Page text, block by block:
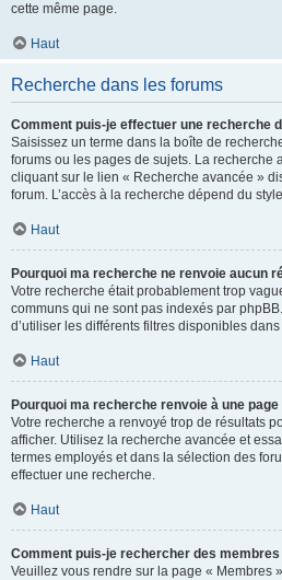
cette même page.
Haut
Recherche dans les forums
Comment puis-je effectuer une recherche
Saisissez un terme dans la boîte de
forums ou les pages de sujets. La recherche
cliquant sur le lien « Recherche avancée »
forum. L’accès à la recherche dépend du
Haut
Pourquoi ma recherche ne renvoie aucun
Votre recherche était probablement trop
communs qui ne sont pas indexés par
d’utiliser les différents filtres disponibles
Haut
Pourquoi ma recherche renvoie à une page
Votre recherche a renvoyé trop de résultats
afficher. Utilisez la recherche avancée et
termes employés et dans la sélection des
effectuer une recherche.
Haut
Comment puis-je rechercher des membres
Veuillez vous rendre sur la page « Membres